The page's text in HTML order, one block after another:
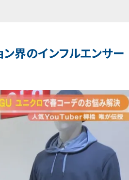
界のインフルエンサー